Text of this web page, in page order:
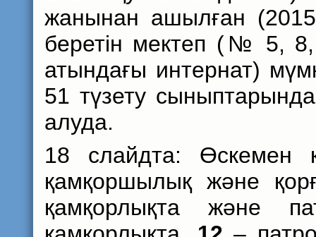
жанынан ашылған
беретін мектеп (№ 5,
атындағы интернат)
51 түзету
алуда.
18 слайдта: Өскемен
қамқоршылық және
қамқорлықта және